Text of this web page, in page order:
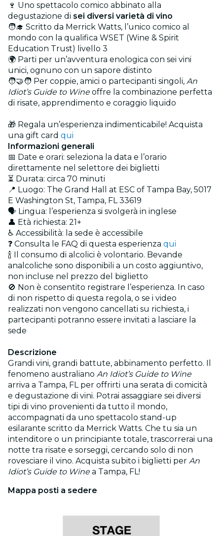
🍷 Uno spettacolo comico abbinato alla
degustazione di sei diversi varietà di vino
🧑‍🎓 Scritto da Merrick Watts, l’unico comico al
mondo con la qualifica WSET (Wine & Spirit
Education Trust) livello 3
🌍 Parti per un’avventura enologica con sei vini
unici, ognuno con un sapore distinto
🧑‍🤝‍🧑 Per coppie, amici o partecipanti singoli, An
Idiot’s Guide to Wineoffre la combinazione perfetta
di risate, apprendimento e coraggio liquido
🎁 Regala un’esperienza indimenticabile! Acquista
una gift card qui
Informazioni generali
📅 Date e orari: seleziona la data e l’orario
direttamente nel selettore dei biglietti
⏳ Durata: circa 70 minuti
📍 Luogo: The Grand Hall at ESC of Tampa Bay, 5017
E Washington St, Tampa, FL 33619
🗣️ Lingua: l’esperienza si svolgerà in inglese
👤 Età richiesta: 21+
♿ Accessibilità: la sede è accessibile
❓ Consulta le FAQ di questa esperienza qui
🍾 Il consumo di alcolici è volontario. Bevande
analcoliche sono disponibili a un costo aggiuntivo,
non incluse nel prezzo del biglietto
🚫 Non è consentito registrare l’esperienza. In caso
di non rispetto di questa regola, o se i video
realizzati non vengono cancellati su richiesta, i
partecipanti potranno essere invitati a lasciare la
sede
Descrizione
Grandi vini, grandi battute, abbinamento perfetto. Il
fenomeno australiano An Idiot’s Guide to Wine
arriva a Tampa, FL per offrirti una serata di comicità
e degustazione di vini. Potrai assaggiare sei diversi
tipi di vino provenienti da tutto il mondo,
accompagnati da uno spettacolo stand-up
esilarante scritto da Merrick Watts. Che tu sia un
intenditore o un principiante totale, trascorrerai una
notte tra risate e sorseggi, cercando solo di non
rovesciare il vino. Acquista subito i biglietti per An
Idiot’s Guide to Winea Tampa, FL!
Mappa posti a sedere